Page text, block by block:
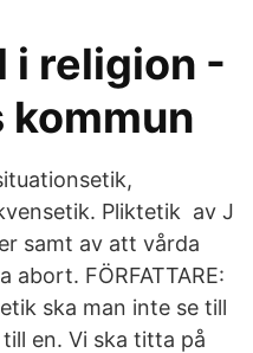
i religion -
kommun
Pliktetik av J
samt av att vårda
FÖRFATTARE:
ska man inte se till
en. Vi ska titta på